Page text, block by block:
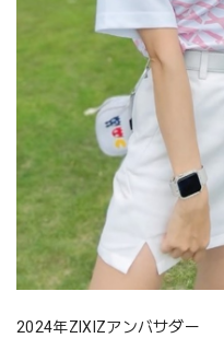
2024年ZIXIZアンバサダー